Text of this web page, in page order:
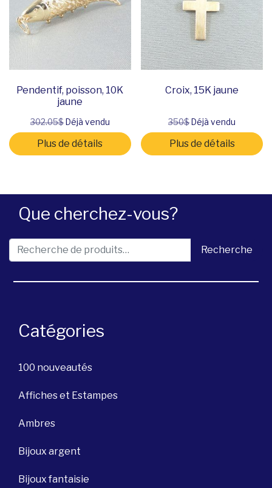
Que cherchez-vous?
Recherche pour : Recherche
Catégories
100 nouveautés
Affiches et Estampes
Ambres
Bijoux argent
Bijoux fantaisie
Pendentif, poisson, 10K
jaune
302.05$Déjà vendu
Plus de détails
Croix, 15K jaune
350$Déjà vendu
Plus de détails